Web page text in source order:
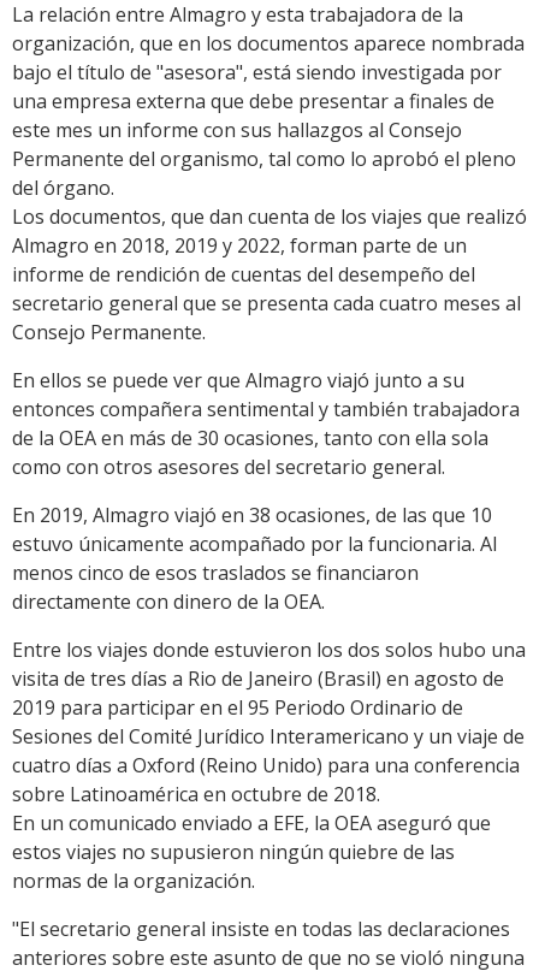
La relación entre Almagro y esta trabajadora de la
organización, que en los documentos aparece nombrada
bajo el título de "asesora", está siendo investigada por
una empresa externa que debe presentar a finales de
este mes un informe con sus hallazgos al Consejo
Permanente del organismo, tal como lo aprobó el pleno
del órgano.
Los documentos, que dan cuenta de los viajes que realizó
Almagro en 2018, 2019 y 2022, forman parte de un
informe de rendición de cuentas del desempeño del
secretario general que se presenta cada cuatro meses al
Consejo Permanente.
En ellos se puede ver que Almagro viajó junto a su
entonces compañera sentimental y también trabajadora
de la OEA en más de 30 ocasiones, tanto con ella sola
como con otros asesores del secretario general.
En 2019, Almagro viajó en 38 ocasiones, de las que 10
estuvo únicamente acompañado por la funcionaria. Al
menos cinco de esos traslados se financiaron
directamente con dinero de la OEA.
Entre los viajes donde estuvieron los dos solos hubo una
visita de tres días a Rio de Janeiro (Brasil) en agosto de
2019 para participar en el 95 Periodo Ordinario de
Sesiones del Comité Jurídico Interamericano y un viaje de
cuatro días a Oxford (Reino Unido) para una conferencia
sobre Latinoamérica en octubre de 2018.
En un comunicado enviado a EFE, la OEA aseguró que
estos viajes no supusieron ningún quiebre de las
normas de la organización.
"El secretario general insiste en todas las declaraciones
anteriores sobre este asunto de que no se violó ninguna